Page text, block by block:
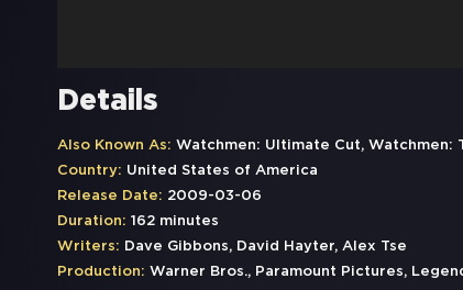
Details
Also Known As: Watchmen: Ultimate Cut, Watchmen:
Country: United States of America
Release Date: 2009-03-06
Duration: 162 minutes
Writers: Dave Gibbons, David Hayter, Alex Tse
Production: Warner Bros., Paramount Pictures,